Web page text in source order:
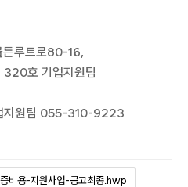
든루트로80-16,
320호 기업지원팀
지원팀 055-310-9223
비용-지원사업-공고최종.hwp